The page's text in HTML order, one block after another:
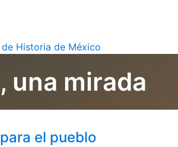
Historia de México
una mirada
el pueblo